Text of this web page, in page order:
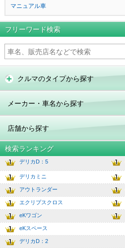
マニュアル車
フリーワード検索
クルマのタイプから探す
メーカー・車名から探す
店舗から探す
検索ランキング
1デリカD：5
2デリカミニ
アウトランダー
4エクリプスクロス
5eKワゴン
6eKスペース
7デリカD：2